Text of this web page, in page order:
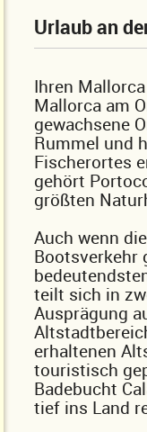
Urlaub an
Ihren
Mallorca am
gewachsene
Rummel und
Fischerortes
gehört
größten
Auch wenn
Bootsverkehr
teilt sich in
Ausprägung
erhaltenen
touristisch
Badebucht
tief ins Land